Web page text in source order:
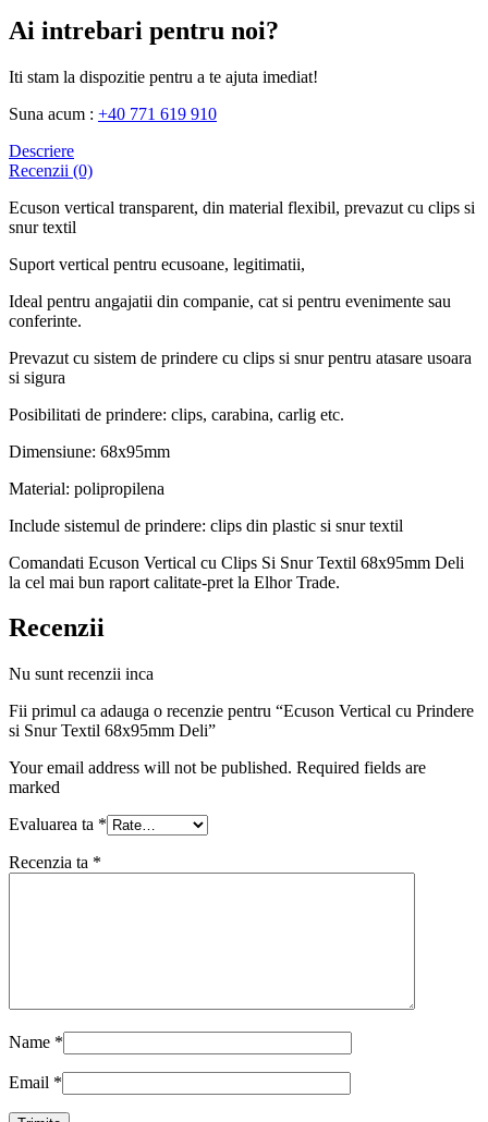
Ai intrebari pentru noi?
Iti stam la dispozitie pentru a te ajuta imediat!
Suna acum : +40 771 619 910
Descriere
Recenzii (0)
Ecuson vertical transparent, din material flexibil, prevazut cu clips si
snur textil
Suport vertical pentru ecusoane, legitimatii,
Ideal pentru angajatii din companie, cat si pentru evenimente sau
conferinte.
Prevazut cu sistem de prindere cu clips si snur pentru atasare usoara
si sigura
Posibilitati de prindere: clips, carabina, carlig etc.
Dimensiune: 68x95mm
Material: polipropilena
Include sistemul de prindere: clips din plastic si snur textil
Comandati Ecuson Vertical cu Clips Si Snur Textil 68x95mm Deli
la cel mai bun raport calitate-pret la Elhor Trade.
Recenzii
Nu sunt recenzii inca
Fii primul ca adauga o recenzie pentru “Ecuson Vertical cu Prindere
si Snur Textil 68x95mm Deli”
Your email address will not be published. Required fields are
marked
Evaluarea ta *
Recenzia ta *
Name *
Email *